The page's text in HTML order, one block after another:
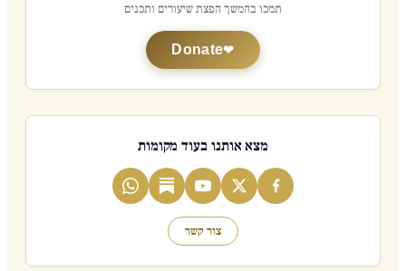
תמכו בהמשך הפצת שיעורים ותכנים
Donate
מצא אותנו בעוד מקומות
צור קשר